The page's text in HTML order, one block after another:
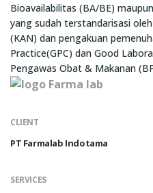
Bioavailabilitas (BA/BE)
yang sudah terstandarisasi
(KAN) dan pengakuan
Practice(GPC) dan Good
Pengawas Obat & Makanan
CLIENT
PT Farmalab Indotama
SERVICES